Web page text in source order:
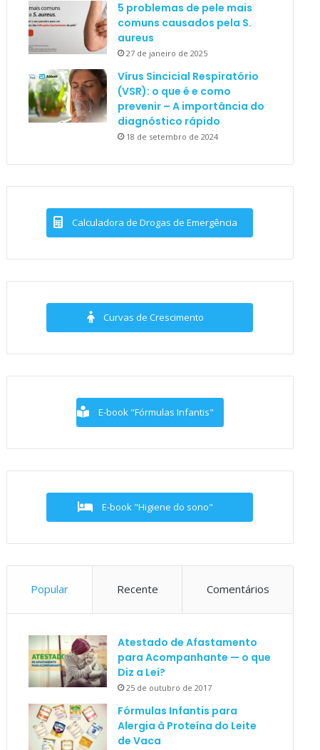
5 problemas de pele mais
comuns causados pela S.
aureus
27 de janeiro de 2025
Vírus Sincicial Respiratório
(VSR): o que é e como
prevenir – A importância do
diagnóstico rápido
18 de setembro de 2024
Calculadora de Drogas de Emergência
Curvas de Crescimento
E-book "Fórmulas Infantis"
E-book "Higiene do sono"
Popular Recente Comentários
Atestado de Afastamento
para Acompanhante — o que
Diz a Lei?
25 de outubro de 2017
Fórmulas Infantis para
Alergia à Proteína do Leite
de Vaca